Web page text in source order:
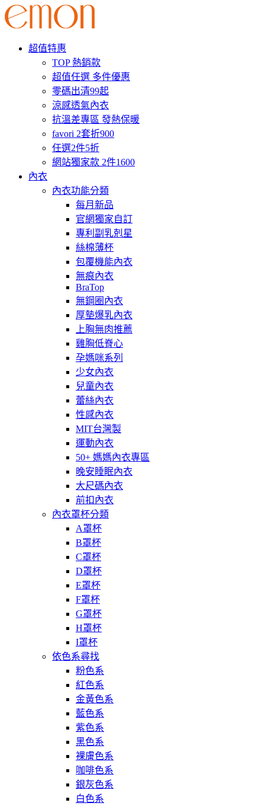
超值特惠
TOP 熱銷款
超值任選 多件優惠
零碼出清99起
涼感透氣內衣
抗溫差專區 發熱保暖
favori 2套折900
任選2件5折
網站獨家款 2件1600
內衣
內衣功能分類
每月新品
官網獨家自訂
專利副乳剋星
絲棉薄杯
包覆機能內衣
無痕內衣
BraTop
無鋼圈內衣
厚墊爆乳內衣
上胸無肉推薦
雞胸低脊心
孕媽咪系列
少女內衣
兒童內衣
蕾絲內衣
性感內衣
MIT台灣製
運動內衣
50+ 媽媽內衣專區
晚安睡眠內衣
大尺碼內衣
前扣內衣
內衣罩杯分類
A罩杯
B罩杯
C罩杯
D罩杯
E罩杯
F罩杯
G罩杯
H罩杯
I罩杯
依色系尋找
粉色系
紅色系
金黃色系
藍色系
紫色系
黑色系
裸膚色系
咖啡色系
銀灰色系
白色系